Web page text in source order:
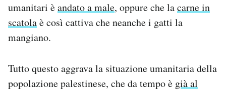
umanitari èandato a male, oppure che lacarne in
scatolaè così cattiva che neanche i gatti la
mangiano.
Tutto questo aggrava la situazione umanitaria della
popolazione palestinese, che da tempo è già al